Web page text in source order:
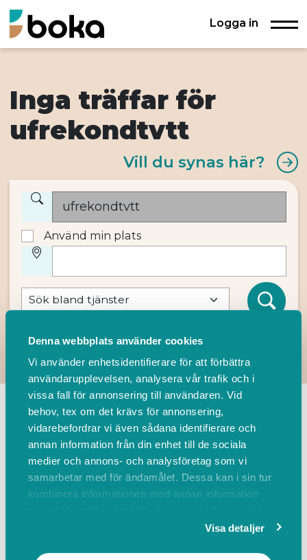
Denna webbplats använder cookies
Vi använder enhetsidentifierare för att förbättra
användarupplevelsen, analysera vår trafik och i
vissa fall för annonsering till användaren. Vid
behov, tex om det krävs för annonsering,
vidarebefordrar vi även sådana identifierare och
annan information från din enhet till de sociala
medier och annons- och analysföretag som vi
samarbetar med för ändamålet. Dessa kan i sin tur
kombinera informationen med annan information
Visa detaljer
Logga in
Använd min plats
Inga träffar för
ufrekondtvtt
Vill du synas här?
TILLBAKA
Leverantörer Events
Sortera på